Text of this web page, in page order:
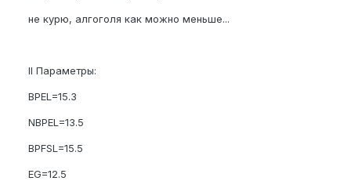
не курю, алгоголя как можно меньше...
II Параметры:
BPEL=15.3
NBPEL=13.5
BPFSL=15.5
EG=12.5